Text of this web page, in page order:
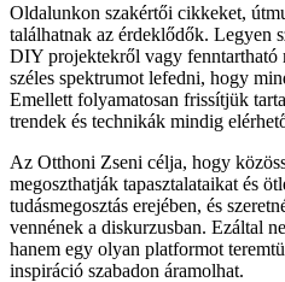
Oldalunkon szakértői cikkeket,
találhatnak az érdeklődők. Legyen
DIY projektekről vagy fenntartható
széles spektrumot lefedni, hogy
Emellett folyamatosan frissítjük
trendek és technikák mindig
Az Otthoni Zseni célja, hogy
megoszthatják tapasztalataikat és
tudásmegosztás erejében, és
vennének a diskurzusban. Ezáltal
hanem egy olyan platformot
inspiráció szabadon áramolhat.